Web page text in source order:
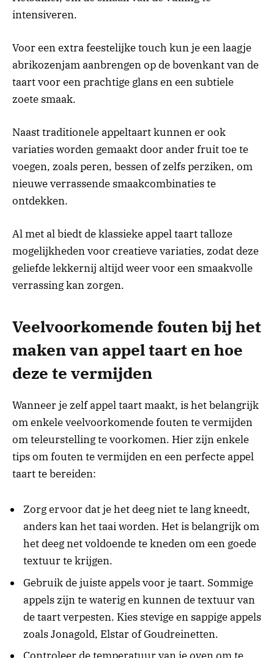
intensiveren.
Voor een extra feestelijke touch kun je een laagje
abrikozenjam aanbrengen op de bovenkant van de
taart voor een prachtige glans en een subtiele
zoete smaak.
Naast traditionele appeltaart kunnen er ook
variaties worden gemaakt door ander fruit toe te
voegen, zoals peren, bessen of zelfs perziken, om
nieuwe verrassende smaakcombinaties te
ontdekken.
Al met al biedt de klassieke appel taart talloze
mogelijkheden voor creatieve variaties, zodat deze
geliefde lekkernij altijd weer voor een smaakvolle
verrassing kan zorgen.
Veelvoorkomende fouten bij het
maken van appel taart en hoe
deze te vermijden
Wanneer je zelf appel taart maakt, is het belangrijk
om enkele veelvoorkomende fouten te vermijden
om teleurstelling te voorkomen. Hier zijn enkele
tips om fouten te vermijden en een perfecte appel
taart te bereiden:
Zorg ervoor dat je het deeg niet te lang kneedt,
anders kan het taai worden. Het is belangrijk om
het deeg net voldoende te kneden om een goede
textuur te krijgen.
Gebruik de juiste appels voor je taart. Sommige
appels zijn te waterig en kunnen de textuur van
de taart verpesten. Kies stevige en sappige appels
zoals Jonagold, Elstar of Goudreinetten.